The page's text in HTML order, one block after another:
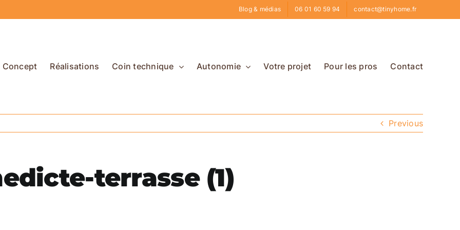
Blog & médias 06 01 60 59 94 contact@tinyhome.fr
Concept Réalisations Coin technique Autonomie Votre projet Pour les pros Contact
Previous
terrasse (1)